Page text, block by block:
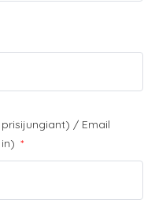
/ Email
*